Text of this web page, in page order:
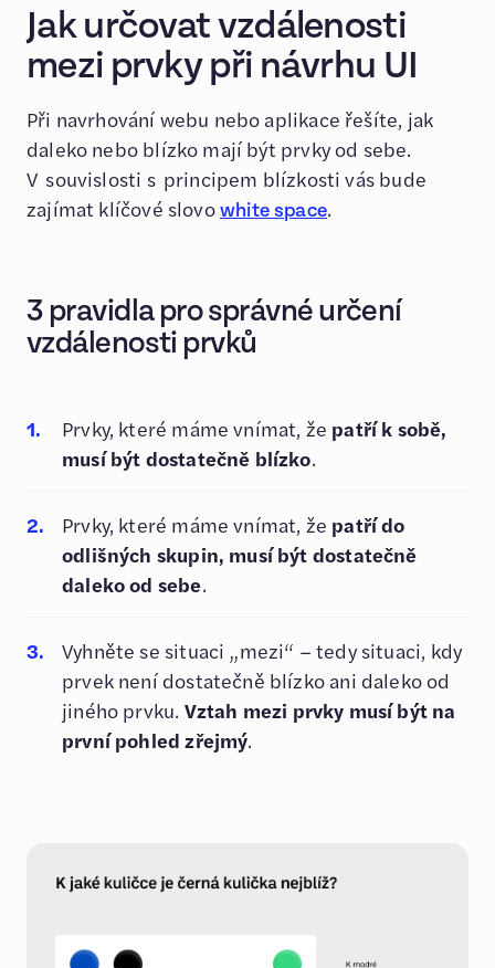
Jak určovat vzdálenosti
mezi prvky při návrhu UI
Při navrhování webu nebo aplikace řešíte, jak
daleko nebo blízko mají být prvky od sebe.
V souvislosti s principem blízkosti vás bude
zajímat klíčové slovowhite space.
3 pravidla pro správné určení
vzdálenosti prvků
Prvky, které máme vnímat, že patří k sobě,
musí být dostatečně blízko.
Prvky, které máme vnímat, že patří do
odlišných skupin, musí být dostatečně
daleko od sebe.
Vyhněte se situaci „mezi“ – tedy situaci, kdy
prvek není dostatečně blízko ani daleko od
jiného prvku. Vztah mezi prvky musí být na
první pohled zřejmý.